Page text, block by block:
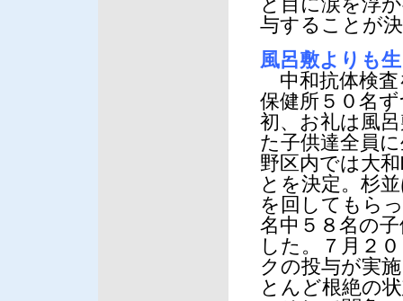
と目に涙を浮
与することが
風呂敷よりも
中和抗体検査
保健所５０名
初、お礼は風
た子供達全員
野区内では大
とを決定。杉
を回してもら
名中５８名の
した。７月２
クの投与が実
とんど根絶の